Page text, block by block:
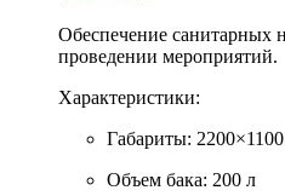
Обеспечение санитарных
проведении мероприятий.
Характеристики:
Габариты:
Объем бака: 200 л